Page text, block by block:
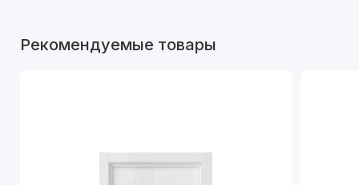
Рекомендуемые товары